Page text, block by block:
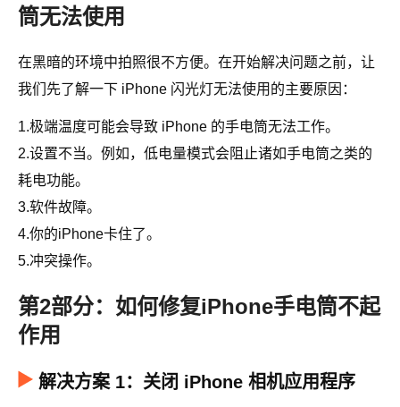
筒无法使用
在黑暗的环境中拍照很不方便。在开始解决问题之前，让
我们先了解一下 iPhone 闪光灯无法使用的主要原因：
1.极端温度可能会导致 iPhone 的手电筒无法工作。
2.设置不当。例如，低电量模式会阻止诸如手电筒之类的
耗电功能。
3.软件故障。
4.你的iPhone卡住了。
5.冲突操作。
第2部分：如何修复iPhone手电筒不起
作用
解决方案 1：关闭 iPhone 相机应用程序